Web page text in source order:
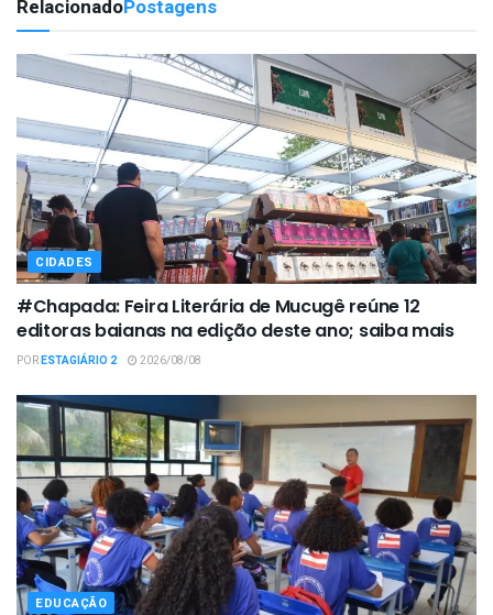
RelacionadoPostagens
CIDADES
#Chapada: Feira Literária de Mucugê reúne 12
editoras baianas na edição deste ano; saiba mais
PORESTAGIÁRIO 2 2026/08/08
EDUCAÇÃO